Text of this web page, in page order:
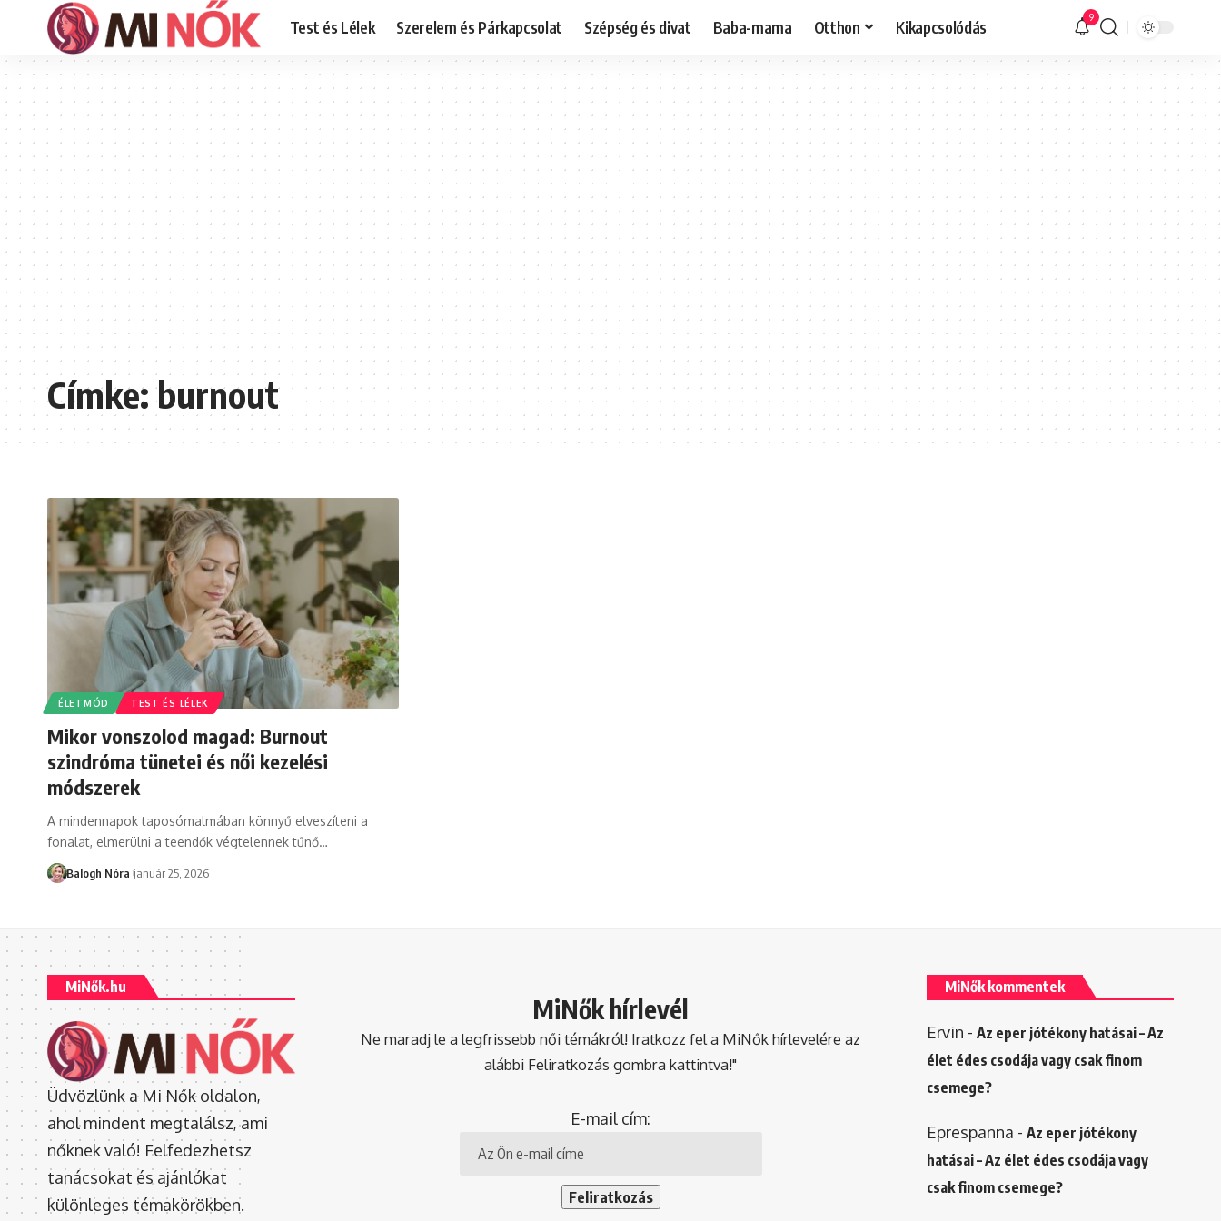
Test és Lélek Szerelem és Párkapcsolat Szépség és divat Baba-mama Otthon Kikapcsolódás 9
Címke:burnout
ÉLETMÓD TEST ÉS LÉLEK
Mikor vonszolod magad: Burnout
szindróma tünetei és női kezelési
módszerek
A mindennapok taposómalmában könnyű elveszíteni a
fonalat, elmerülni a teendők végtelennek tűnő…
Balogh Nóra január 25, 2026
MiNők.hu
Üdvözlünk a Mi Nők oldalon,
ahol mindent megtalálsz, ami
nőknek való! Felfedezhetsz
tanácsokat és ajánlókat
különleges témakörökben.
MiNők hírlevél
Ne maradj le a legfrissebb női témákról! Iratkozz fel a MiNők hírlevelére az
alábbi Feliratkozás gombra kattintva!"
E-mail cím:
MiNők kommentek
Ervin - Az eper jótékony hatásai – Az
élet édes csodája vagy csak finom
csemege?
Eprespanna - Az eper jótékony
hatásai – Az élet édes csodája vagy
csak finom csemege?